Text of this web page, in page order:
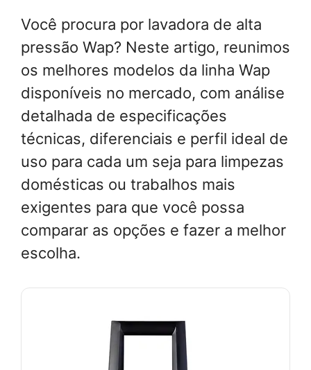
Você procura por lavadora de alta
pressão Wap? Neste artigo, reunimos
os melhores modelos da linha Wap
disponíveis no mercado, com análise
detalhada de especificações
técnicas, diferenciais e perfil ideal de
uso para cada um seja para limpezas
domésticas ou trabalhos mais
exigentes para que você possa
comparar as opções e fazer a melhor
escolha.